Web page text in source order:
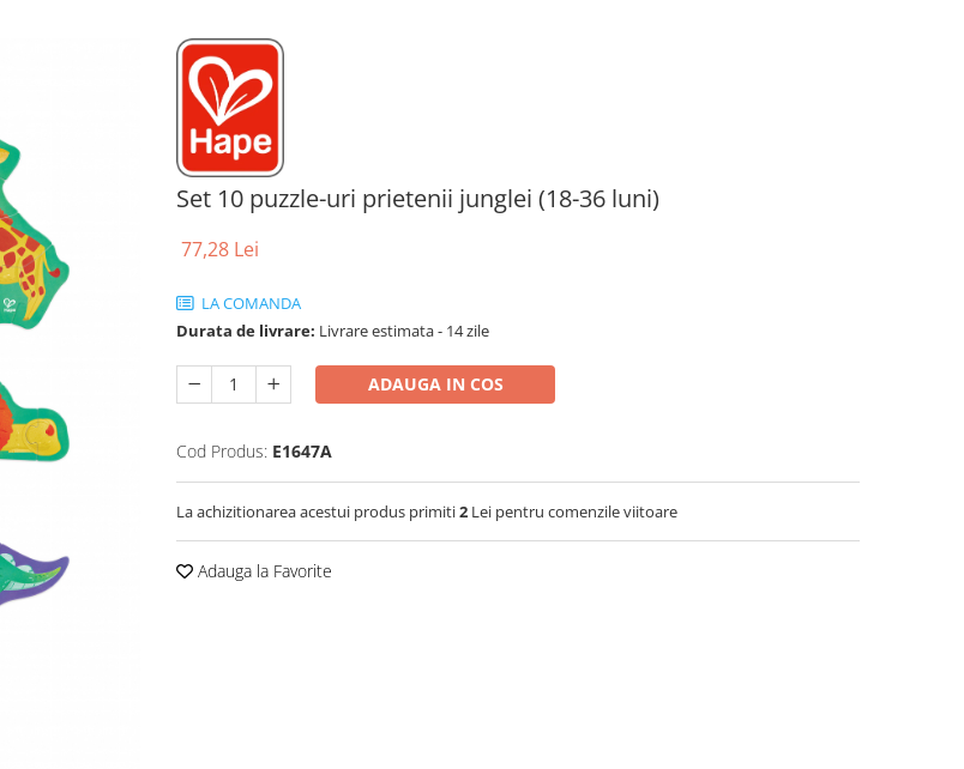
Set 10 puzzle-uri prietenii junglei (18-36 luni)
77,28 Lei
LA COMANDA
Durata de livrare: Livrare estimata - 14 zile
ADAUGA IN COS
Cod Produs: E1647A
La achizitionarea acestui produs primiti2 Lei pentru comenzile viitoare
Adauga la Favorite